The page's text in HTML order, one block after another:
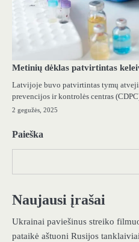
Metinių dėklas patvirtintas
Latvijoje buvo patvirtintas tymų
prevencijos ir kontrolės centras
2 gegužės, 2025
Paieška
Naujausi įrašai
Ukrainai paviešinus streiko
pataikė aštuoni Rusijos tanklaiviai